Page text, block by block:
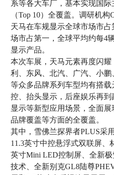
系等各大车厂，基本实现国
（Top 10）全覆盖。调研机构
天马在车规显示全球市场市
场市占第一，全球平均约每4
显示产品。
本次车展，天马元素再度闪
利、东风、北汽、广汽、小
等众多品牌系列车型均有搭
控、抬头显示，后座娱乐再
显示等新型应用场景，全面展
品牌覆盖等方面的全覆盖。
其中，雪佛兰探界者PLUS采
11.3英寸中控悬浮式双联屏、
英寸Mini LED控制屏、全新
技术、全新别克GL8陆尊